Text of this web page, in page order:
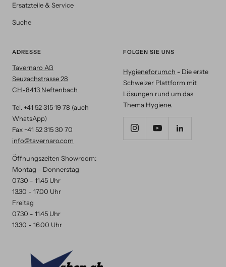
Ersatzteile & Service
Suche
ADRESSE
Tavernaro AG
Seuzachstrasse 28
CH-8413 Neftenbach
Tel. +41 52 315 19 78 (auch
WhatsApp)
Fax +41 52 315 30 70
info@tavernaro.com
Öffnungszeiten Showroom:
Montag - Donnerstag
07.30 - 11.45 Uhr
13.30 - 17.00 Uhr
Freitag
07.30 - 11.45 Uhr
13.30 - 16.00 Uhr
FOLGEN SIE UNS
Hygieneforum.ch - Die erste
Schweizer Plattform mit
Lösungen rund um das
Thema Hygiene.